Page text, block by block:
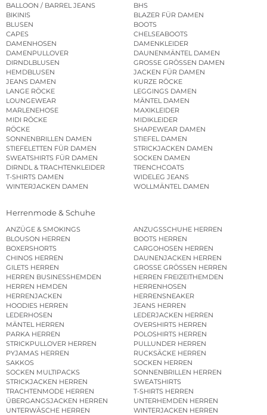
BALLOON / BARREL JEANS
BHS
BIKINIS
BLAZER FÜR DAMEN
BLUSEN
BOOTS
CAPES
CHELSEABOOTS
DAMENHOSEN
DAMENKLEIDER
DAMENPULLOVER
DAUNENMÄNTEL DAMEN
DIRNDLBLUSEN
GROSSE GRÖSSEN DAMEN
HEMDBLUSEN
JACKEN FÜR DAMEN
JEANS DAMEN
KURZE RÖCKE
LANGE RÖCKE
LEGGINGS DAMEN
LOUNGEWEAR
MÄNTEL DAMEN
MARLENEHOSE
MAXIKLEIDER
MIDI RÖCKE
MIDIKLEIDER
RÖCKE
SHAPEWEAR DAMEN
SONNENBRILLEN DAMEN
STIEFEL DAMEN
STIEFELETTEN FÜR DAMEN
STRICKJACKEN DAMEN
SWEATSHIRTS FÜR DAMEN
SOCKEN DAMEN
DIRNDL & TRACHTENKLEIDER
TRENCHCOATS
T-SHIRTS DAMEN
WIDELEG JEANS
WINTERJACKEN DAMEN
WOLLMÄNTEL DAMEN
Herrenmode & Schuhe
ANZÜGE & SMOKINGS
ANZUGSSCHUHE HERREN
BLOUSON HERREN
BOOTS HERREN
BOXERSHORTS
CARGOHOSEN HERREN
CHINOS HERREN
DAUNENJACKEN HERREN
GILETS HERREN
GROSSE GRÖSSEN HERREN
HERREN BUSINESSHEMDEN
HERREN FREIZEITHEMDEN
HERREN HEMDEN
HERRENHOSEN
HERRENJACKEN
HERRENSNEAKER
HOODIES HERREN
JEANS HERREN
LEDERHOSEN
LEDERJACKEN HERREN
MÄNTEL HERREN
OVERSHIRTS HERREN
PARKA HERREN
POLOSHIRTS HERREN
STRICKPULLOVER HERREN
PULLUNDER HERREN
PYJAMAS HERREN
RUCKSÄCKE HERREN
SAKKOS
SOCKEN HERREN
SOCKEN MULTIPACKS
SONNENBRILLEN HERREN
STRICKJACKEN HERREN
SWEATSHIRTS
TRACHTENMODE HERREN
T-SHIRTS HERREN
ÜBERGANGSJACKEN HERREN
UNTERHEMDEN HERREN
UNTERWÄSCHE HERREN
WINTERJACKEN HERREN